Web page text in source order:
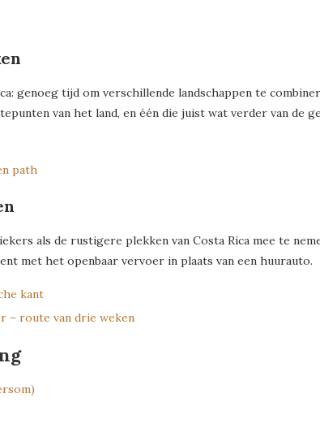
genoeg tijd om verschillende landschappen te
van het land, en één die juist wat verder van de
path
als de rustigere plekken van Costa Rica mee te
met het openbaar vervoer in plaats van een huurauto.
kant
– route van drie weken